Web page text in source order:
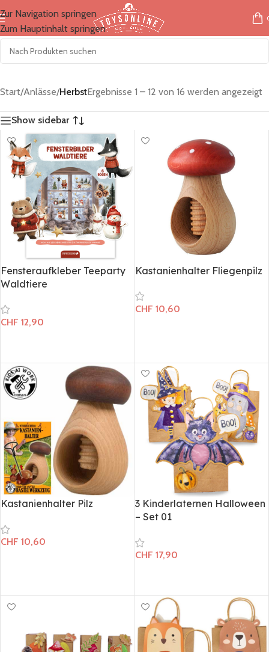
Zur Navigation springen
Zum Hauptinhalt springen
Start/Anlässe/HerbstErgebnisse 1 – 12 von 16 werden angezeigt
Show sidebar
Fensteraufkleber Teeparty
Waldtiere
CHF 12,90
Kastanienhalter Fliegenpilz
CHF 10,60
Kastanienhalter Pilz
CHF 10,60
3 Kinderlaternen Halloween
– Set 01
CHF 17,90